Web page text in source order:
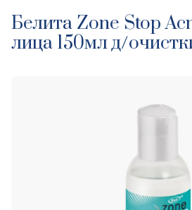
Белита Zone Stop
лица 150мл д/